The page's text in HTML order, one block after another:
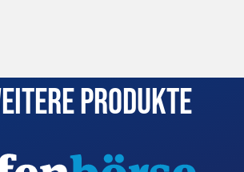
Produkte